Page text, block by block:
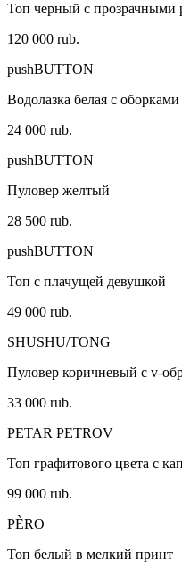
Топ черный с прозрачными
120 000 rub.
pushBUTTON
Водолазка белая с
24 000 rub.
pushBUTTON
Пуловер желтый
28 500 rub.
pushBUTTON
Топ с плачущей девушкой
49 000 rub.
SHUSHU/TONG
Пуловер коричневый с v-
33 000 rub.
PETAR PETROV
Топ графитового цвета с
99 000 rub.
PÈRO
Топ белый в мелкий принт